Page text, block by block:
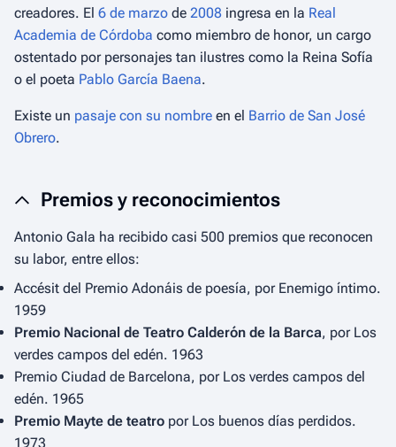
creadores. El 6 de marzo de 2008 ingresa en la Real
Academia de Córdoba como miembro de honor, un cargo
ostentado por personajes tan ilustres como la Reina Sofía
o el poeta Pablo García Baena.
Existe un pasaje con su nombre en el Barrio de San José
Obrero.
Premios y reconocimientos
Antonio Gala ha recibido casi 500 premios que reconocen
su labor, entre ellos:
Accésit del Premio Adonáis de poesía, por Enemigo íntimo.
1959
Premio Nacional de Teatro Calderón de la Barca, por Los
verdes campos del edén. 1963
Premio Ciudad de Barcelona, por Los verdes campos del
edén. 1965
Premio Mayte de teatro por Los buenos días perdidos.
1973